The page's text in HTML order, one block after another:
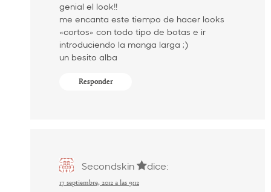
genial el look!!
me encanta este tiempo de hacer looks
«cortos» con todo tipo de botas e ir
introduciendo la manga larga ;)
un besito alba
Responder
Secondskin dice:
17 septiembre, 2012 a las 9:12